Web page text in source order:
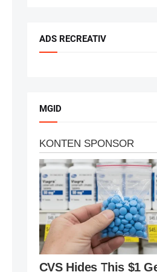
ADS RECREATIV
MGID